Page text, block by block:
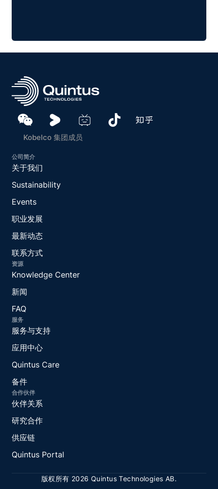
Kobelco 集团成员
公司简介
关于我们
Sustainability
Events
职业发展
最新动态
联系方式
资源
Knowledge Center
新闻
FAQ
服务
服务与支持
应用中心
Quintus Care
备件
合作伙伴
伙伴关系
研究合作
供应链
Quintus Portal
版权所有 2026 Quintus Technologies AB.